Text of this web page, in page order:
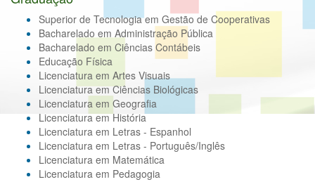
Superior de Tecnologia em Gestão de Cooperativas
Bacharelado em Administração Pública
Bacharelado em Ciências Contábeis
Educação Física
Licenciatura em Artes Visuais
Licenciatura em Ciências Biológicas
Licenciatura em Geografia
Licenciatura em História
Licenciatura em Letras - Espanhol
Licenciatura em Letras - Português/Inglês
Licenciatura em Matemática
Licenciatura em Pedagogia